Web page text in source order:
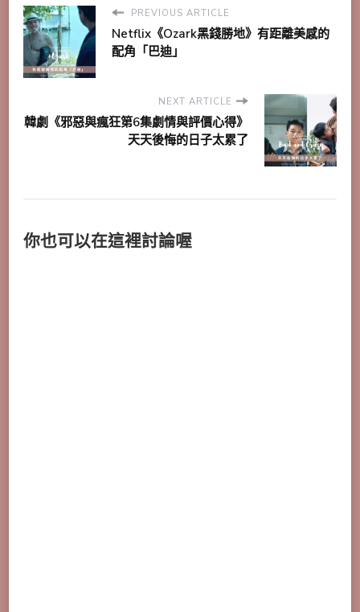
PREVIOUS ARTICLE
Netflix《Ozark黑錢勝地》有距離美感的
配角「巴迪」
NEXT ARTICLE
韓劇《邪惡與瘋狂第6集劇情與評價心得》
天天後悔的日子太累了
你也可以在這裡討論喔